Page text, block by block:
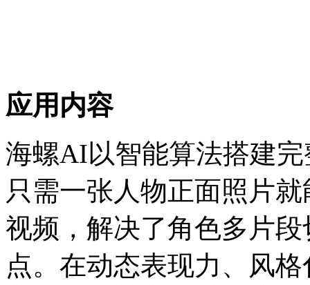
应用内容
海螺AI以智能算法搭建
只需一张人物正面照片
视频，解决了角色多片
点。在动态表现力、风